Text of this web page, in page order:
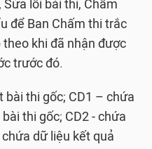
lỗi bài thi, Chấm
để Ban Chấm thi trắc
khi đã nhận được
trước đó.
bài thi gốc; CD1 – chứa
thi gốc; CD2 - chứa
dữ liệu kết quả